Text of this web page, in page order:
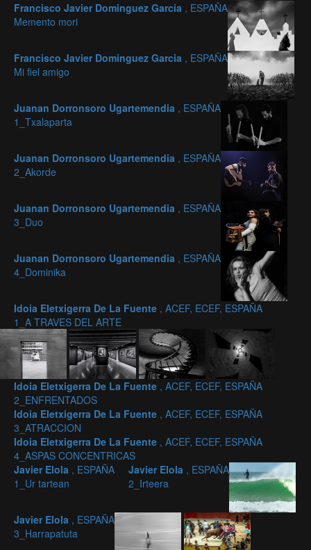
Francisco Javier Dominguez Garcia , ESPAÑA
Memento mori
Francisco Javier Dominguez Garcia , ESPAÑA
Mi fiel amigo
Juanan Dorronsoro Ugartemendia , ESPAÑA
1_Txalaparta
Juanan Dorronsoro Ugartemendia , ESPAÑA
2_Akorde
Juanan Dorronsoro Ugartemendia , ESPAÑA
3_Duo
Juanan Dorronsoro Ugartemendia , ESPAÑA
4_Dominika
Idoia Eletxigerra De La Fuente , ACEF, ECEF, ESPAÑA
1_A TRAVES DEL ARTE
Idoia Eletxigerra De La Fuente , ACEF, ECEF, ESPAÑA
2_ENFRENTADOS
Idoia Eletxigerra De La Fuente , ACEF, ECEF, ESPAÑA
3_ATRACCION
Idoia Eletxigerra De La Fuente , ACEF, ECEF, ESPAÑA
4_ASPAS CONCENTRICAS
Javier Elola , ESPAÑA
1_Ur tartean
Javier Elola , ESPAÑA
2_Irteera
Javier Elola , ESPAÑA
3_Harrapatuta